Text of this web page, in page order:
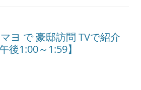
ヨ で 豪邸訪問 TVで紹介
後1:00～1:59】